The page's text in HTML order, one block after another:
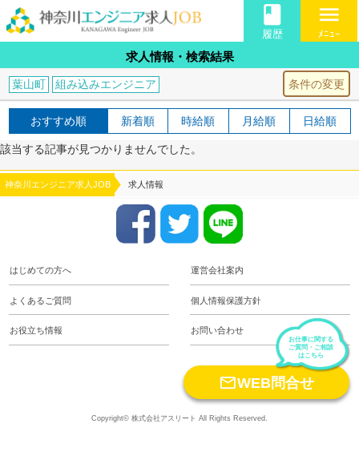
book
履歴
menu
ﾒﾆｭｰ
求人情報・検索結果
条件の変更
葉山町 組み込みエンジニア
おすすめ順 新着順 時給順 月給順 日給順
該当する記事が見つかりませんでした。
神奈川エンジニア求人JOB 求人情報
はじめての方へ 運営会社案内
よくあるご質問 個人情報保護方針
お役立ち情報 お問い合わせ
お仕事に関する
ご質問・ご相談
はこちら
WEB問合せ
Copyright© 株式会社アスリート All Rights Reserved.